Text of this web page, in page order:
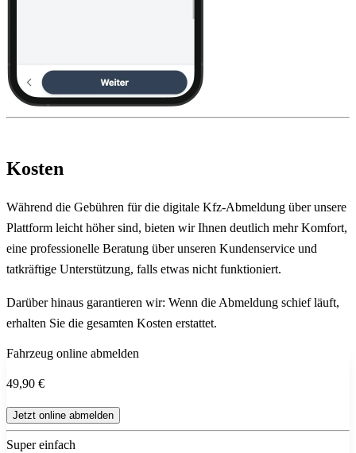
Kosten
Während die Gebühren für die digitale Kfz-Abmeldung über unsere
Plattform leicht höher sind, bieten wir Ihnen deutlich mehr Komfort,
eine professionelle Beratung über unseren Kundenservice und
tatkräftige Unterstützung, falls etwas nicht funktioniert.
Darüber hinaus garantieren wir: Wenn die Abmeldung schief läuft,
erhalten Sie die gesamten Kosten erstattet.
Fahrzeug online abmelden
49,90 €
Jetzt online abmelden
Super einfach